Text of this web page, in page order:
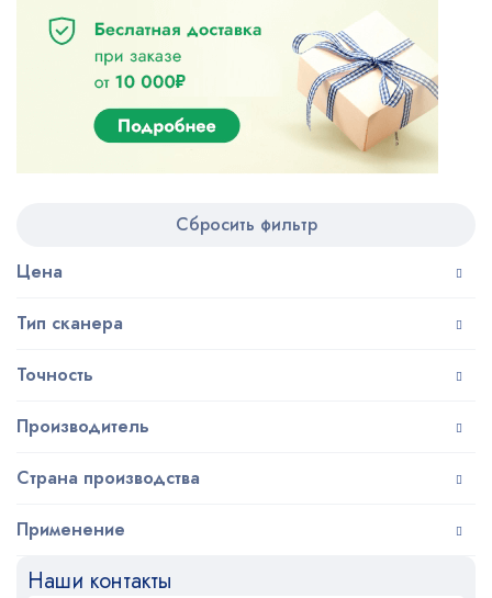
Сбросить фильтр
Цена
Тип сканера
Точность
Производитель
Страна производства
Применение
Наши контакты